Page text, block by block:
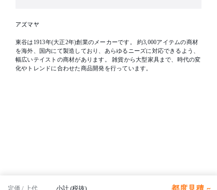
アズマヤ
東谷は1913年(大正2年)創業のメーカーです。 約3,000アイテムの商材
を海外、国内にて製造しており、あらゆるニーズに対応できるよう、
幅広いテイストの商材があります。 雑貨から大型家具まで、時代の変
化やトレンドに合わせた商品開発を行っています。
定価 / 上代 小計 (税抜) 都度見積 ~